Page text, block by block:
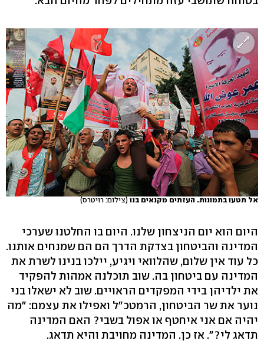
אל תטעו בתמונות. העזתים מקנאים בנו (צילום: רויטרס)
היום הוא יום הניצחון שלנו. היום בו החלטנו שערכי
המדינה והביטחון בצדקת הדרך הם הם שמנחים אותנו.
כל עוד אין שלום, שהלוואי ויגיע, יילכו בנינו לשרת את
המדינה עם ביטחון בה. שוב תוכלנה אמהות להפקיד
את ילדיהן בידי המפקדים הראויים. שוב לא ישאלו בני
נוער את שר הביטחון, הרמטכ"ל ואפילו את עצמם: "מה
יהיה אם אני איחטף או אפול בשבי? האם המדינה
תדאג לי?". אז כן. המדינה מחויבת והיא תדאג.